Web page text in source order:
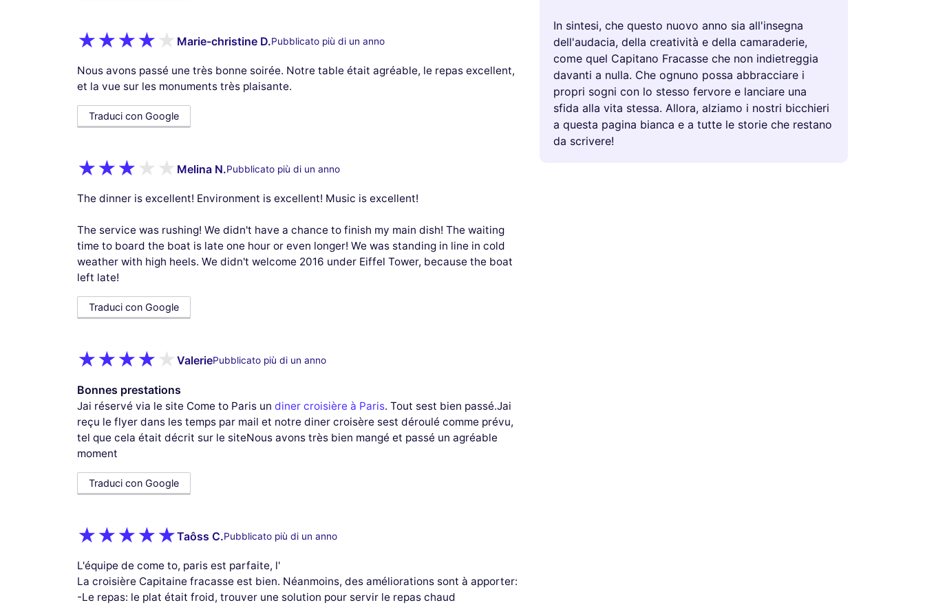
Marie-christine D.Pubblicato più di un anno
Nous avons passé une très bonne soirée. Notre table était agréable, le repas excellent,
et la vue sur les monuments très plaisante.
Traduci con Google
Melina N.Pubblicato più di un anno
The dinner is excellent! Environment is excellent! Music is excellent!
The service was rushing! We didn't have a chance to finish my main dish! The waiting
time to board the boat is late one hour or even longer! We was standing in line in cold
weather with high heels. We didn't welcome 2016 under Eiffel Tower, because the boat
left late!
Traduci con Google
ValeriePubblicato più di un anno
Bonnes prestations
Jai réservé via le site Come to Paris un diner croisière à Paris. Tout sest bien passé.Jai
reçu le flyer dans les temps par mail et notre diner croisère sest déroulé comme prévu,
tel que cela était décrit sur le siteNous avons très bien mangé et passé un agréable
moment
Traduci con Google
Taôss C.Pubblicato più di un anno
L'équipe de come to, paris est parfaite, l'
La croisière Capitaine fracasse est bien. Néanmoins, des améliorations sont à apporter:
-Le repas: le plat était froid, trouver une solution pour servir le repas chaud
In sintesi, che questo nuovo anno sia all'insegna
dell'audacia, della creatività e della camaraderie,
come quel Capitano Fracasse che non indietreggia
davanti a nulla. Che ognuno possa abbracciare i
propri sogni con lo stesso fervore e lanciare una
sfida alla vita stessa. Allora, alziamo i nostri bicchieri
a questa pagina bianca e a tutte le storie che restano
da scrivere!